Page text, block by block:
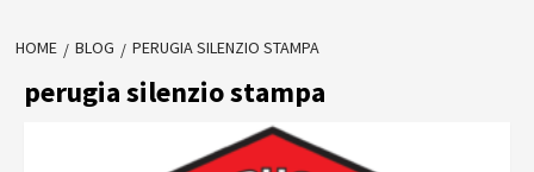
HOME BLOG PERUGIA SILENZIO STAMPA
perugia silenzio stampa